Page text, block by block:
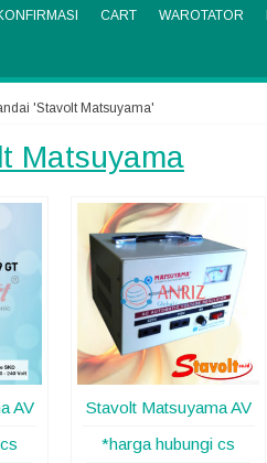
CART WAROTATOR
'Stavolt Matsuyama'
Matsuyama
AV
Stavolt Matsuyama AV
*harga hubungi cs